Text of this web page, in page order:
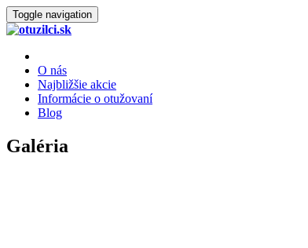
Toggle navigation
O nás
Najbližšie akcie
Informácie o otužovaní
Blog
Galéria